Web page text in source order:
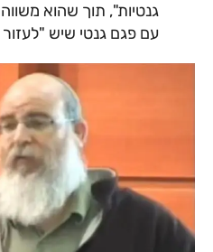
גנטיות", תוך שהוא
עם פגם גנטי שיש "לעזור